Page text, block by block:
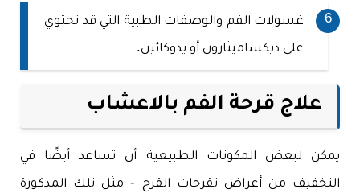
غسولات الفم والوصفات الطبية التي قد تحتوي
على ديكساميثازون أو يدوكائين.
علاج قرحة الفم بالاعشاب
يمكن لبعض المكونات الطبيعية أن تساعد أيضًا في
التخفيف من أعراض تقرحات القرح - مثل تلك المذكورة